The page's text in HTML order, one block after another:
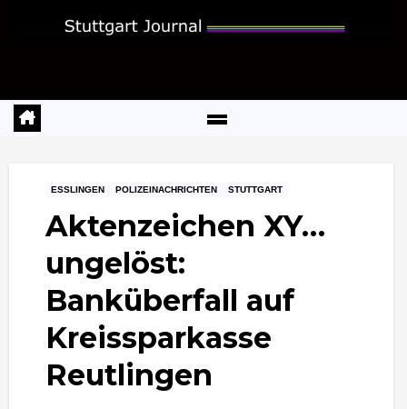
ESSLINGEN POLIZEINACHRICHTEN STUTTGART
Aktenzeichen XY…
ungelöst:
Banküberfall auf
Kreissparkasse
Reutlingen